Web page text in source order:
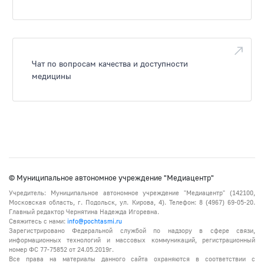
Чат по вопросам качества и доступности
медицины
© Муниципальное автономное учреждение "Медиацентр"
Учредитель: Муниципальное автономное учреждение "Медиацентр" (142100,
Московская область, г. Подольск, ул. Кирова, 4). Телефон: 8 (4967) 69-05-20.
Главный редактор Чернятина Надежда Игоревна.
Свяжитесь с нами: info@pochtasmi.ru
Зарегистрировано Федеральной службой по надзору в сфере связи,
информационных технологий и массовых коммуникаций, регистрационный
номер ФС 77-75852 от 24.05.2019г.
Все права на материалы данного сайта охраняются в соответствии с